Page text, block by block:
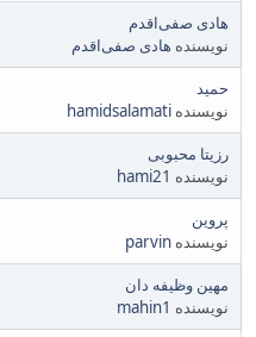
هادی صفی‌اقدم
نویسنده هادی صفی‌اقدم
حمید
نویسنده hamidsalamati
رزیتا محبوبی
نویسنده hami21
پروین
نویسنده parvin
مهین وظیفه دان
نویسنده mahin1